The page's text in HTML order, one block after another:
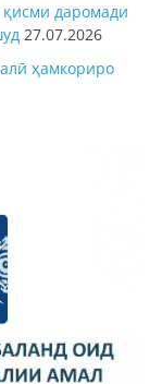
даромади
27.07.2026
ҳамкориро